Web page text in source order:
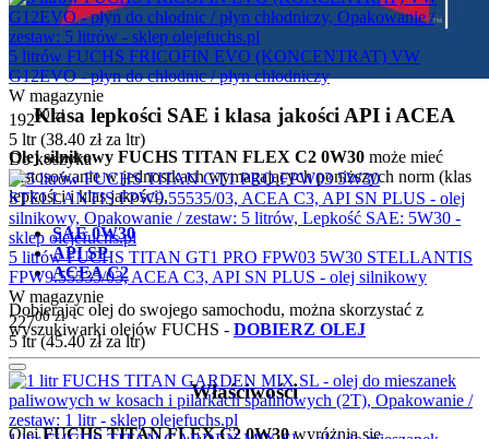
Klasa lepkości SAE i klasa jakości API i ACEA
Olej silnikowy FUCHS TITAN FLEX C2 0W30 może mieć
zastosowanie w jednostkach wymagających poniższych norm (klas
lepkości i klas jakości).
SAE 0W30
API SP
ACEA C2
Dobierając olej do swojego samochodu, można skorzystać z
wyszukiwarki olejów FUCHS - DOBIERZ OLEJ
Właściwości
OlejFUCHS TITAN FLEX C2 0W30wyróżnia się
5 litrów FUCHS FRICOFIN EVO (KONCENTRAT) VW
G12EVO - płyn do chłodnic / płyn chłodniczy
W magazynie
19200 zł
5 ltr (38.40 złza ltr)
Do koszyka
5 litrów FUCHS TITAN GT1 PRO FPW03 5W30 STELLANTIS
FPW9.55535/03, ACEA C3, API SN PLUS - olej silnikowy
W magazynie
22700 zł
5 ltr (45.40złza ltr)